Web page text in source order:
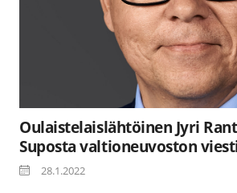
Oulaistelaislähtöinen Jyri
Suposta valtioneuvoston
28.1.2022